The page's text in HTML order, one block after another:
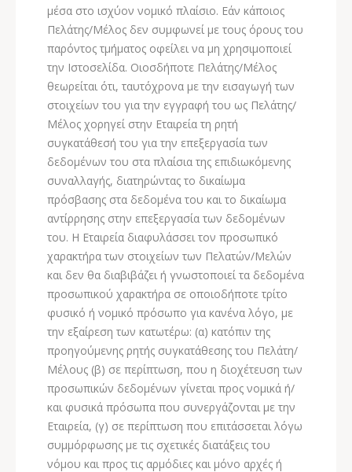
μέσα στο ισχύον νομικό πλαίσιο. Εάν κάποιος
Πελάτης/Μέλος δεν συμφωνεί με τους όρους του
παρόντος τμήματος οφείλει να μη χρησιμοποιεί
την Ιστοσελίδα. Οιοσδήποτε Πελάτης/Μέλος
θεωρείται ότι, ταυτόχρονα με την εισαγωγή των
στοιχείων του για την εγγραφή του ως Πελάτης/
Μέλος χορηγεί στην Εταιρεία τη ρητή
συγκατάθεσή του για την επεξεργασία των
δεδομένων του στα πλαίσια της επιδιωκόμενης
συναλλαγής, διατηρώντας το δικαίωμα
πρόσβασης στα δεδομένα του και το δικαίωμα
αντίρρησης στην επεξεργασία των δεδομένων
του. Η Εταιρεία διαφυλάσσει τον προσωπικό
χαρακτήρα των στοιχείων των Πελατών/Μελών
και δεν θα διαβιβάζει ή γνωστοποιεί τα δεδομένα
προσωπικού χαρακτήρα σε οποιοδήποτε τρίτο
φυσικό ή νομικό πρόσωπο για κανένα λόγο, με
την εξαίρεση των κατωτέρω: (α) κατόπιν της
προηγούμενης ρητής συγκατάθεσης του Πελάτη/
Μέλους (β) σε περίπτωση, που η διοχέτευση των
προσωπικών δεδομένων γίνεται προς νομικά ή/
και φυσικά πρόσωπα που συνεργάζονται με την
Εταιρεία, (γ) σε περίπτωση που επιτάσσεται λόγω
συμμόρφωσης με τις σχετικές διατάξεις του
νόμου και προς τις αρμόδιες και μόνο αρχές ή